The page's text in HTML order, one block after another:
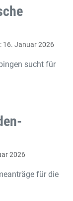
16. Januar 2026
sucht für
2026
für die